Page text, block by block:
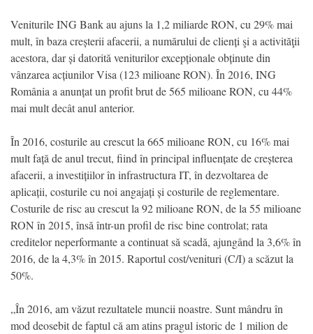
Veniturile ING Bank au ajuns la 1,2 miliarde RON, cu 29% mai
mult, în baza creșterii afacerii, a numărului de clienți şi a activităţii
acestora, dar și datorită veniturilor excepționale obținute din
vânzarea acțiunilor Visa (123 milioane RON). În 2016, ING
România a anunțat un profit brut de 565 milioane RON, cu 44%
mai mult decât anul anterior.
În 2016, costurile au crescut la 665 milioane RON, cu 16% mai
mult față de anul trecut, fiind în principal influențate de creșterea
afacerii, a investițiilor în infrastructura IT, în dezvoltarea de
aplicații, costurile cu noi angajați și costurile de reglementare.
Costurile de risc au crescut la 92 milioane RON, de la 55 milioane
RON în 2015, însă într-un profil de risc bine controlat; rata
creditelor neperformante a continuat să scadă, ajungând la 3,6% în
2016, de la 4,3% în 2015. Raportul cost/venituri (C/I) a scăzut la
50%.
„În 2016, am văzut rezultatele muncii noastre. Sunt mândru în
mod deosebit de faptul că am atins pragul istoric de 1 milion de